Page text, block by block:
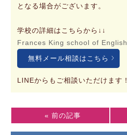
となる場合がございます。
学校の詳細はこちらから↓↓
Frances King school of English
無料メール相談はこちら
LINEからもご相談いただけます！
« 前の記事